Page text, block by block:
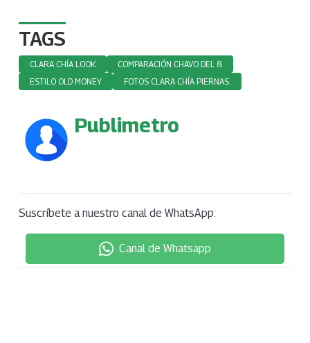
TAGS
CLARA CHÍA LOOK
COMPARACIÓN CHAVO DEL 8
ESTILO OLD MONEY
FOTOS CLARA CHÍA PIERNAS.
Publimetro
Suscríbete a nuestro canal de WhatsApp:
Canal de Whatsapp